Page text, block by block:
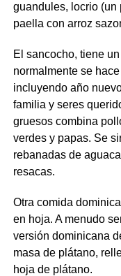
guandules, locrio (un
paella con arroz
El sancocho, tiene
normalmente se
incluyendo año
familia y seres
gruesos combina
verdes y papas. Se
rebanadas de
resacas.
Otra comida
en hoja. A menudo
versión dominicana
masa de plátano,
hoja de plátano.